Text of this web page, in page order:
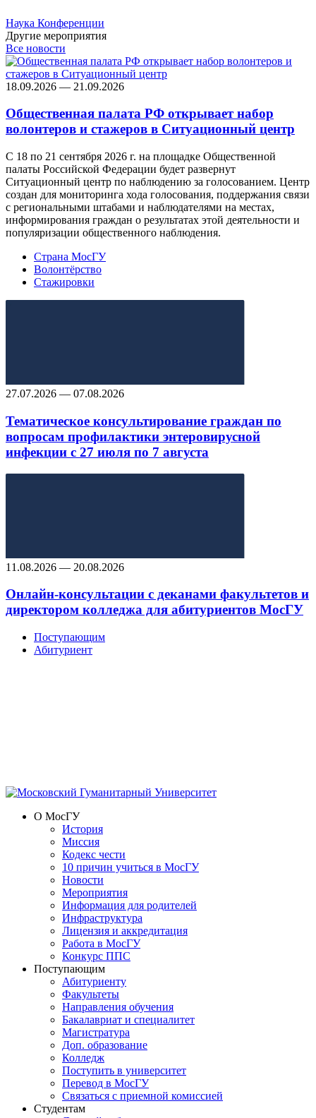
Наука Конференции
Другие мероприятия
Все новости
18.09.2026 — 21.09.2026
Общественная палата РФ открывает набор
волонтеров и стажеров в Ситуационный центр
С 18 по 21 сентября 2026 г. на площадке Общественной
палаты Российской Федерации будет развернут
Ситуационный центр по наблюдению за голосованием. Центр
создан для мониторинга хода голосования, поддержания связи
с региональными штабами и наблюдателями на местах,
информирования граждан о результатах этой деятельности и
популяризации общественного наблюдения.
Страна МосГУ
Волонтёрство
Стажировки
27.07.2026 — 07.08.2026
Тематическое консультирование граждан по
вопросам профилактики энтеровирусной
инфекции с 27 июля по 7 августа
11.08.2026 — 20.08.2026
Онлайн-консультации с деканами факультетов и
директором колледжа для абитуриентов МосГУ
Поступающим
Абитуриент
О МосГУ
История
Миссия
Кодекс чести
10 причин учиться в МосГУ
Новости
Мероприятия
Информация для родителей
Инфраструктура
Лицензия и аккредитация
Работа в МосГУ
Конкурс ППС
Поступающим
Абитуриенту
Факультеты
Направления обучения
Бакалавриат и специалитет
Магистратура
Доп. образование
Колледж
Поступить в университет
Перевод в МосГУ
Связаться с приемной комиссией
Студентам